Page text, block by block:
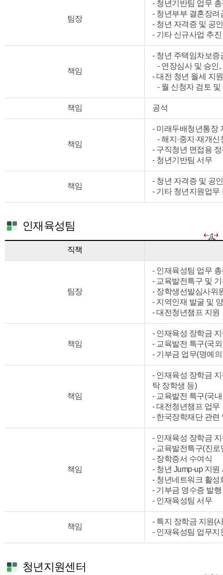
팀장
- 청년기반팀 업무
- 청년부부 결혼장려
- 청년 자격증 및 공
- 기타 신규사업 추진
책임
- 청년 주택임차보증
- 연장심사 및 승인
- 대전 청년 월세 지원
- 월 신청자 검토
책임 공석
책임
- 미래두배청년통장
- 해지·중지·재개
- 구직청년 면접용
- 청년기반팀 서무
책임
- 청년 자격증 및 공
- 기타 청년지원업무
인재육성팀
직책
팀장
- 인재육성팀 업무
- 교육발전특구 및
- 장학생선발심사위
- 지역인재 발굴 및
- 대전청년챔프 지원
책임
- 인재육성 장학금
- 교육발전 특구(국
- 기부금 업무(명예
책임
- 인재육성 장학금
탁 장학생 등)
- 교육발전 특구(국
- 대전청년챔프 업무
- 한국장학재단 관련
책임
- 인재육성 장학금
- 교육발전특구(진로
- 장학증서 수여식
- 청년 Jump-up 지원
- 청년네트워크 활성
- 기부금 영수증 발행
- 인재육성팀 서무
책임
- 특지 장학금 지원(
- 인재육성팀 업무지
청년지원센터